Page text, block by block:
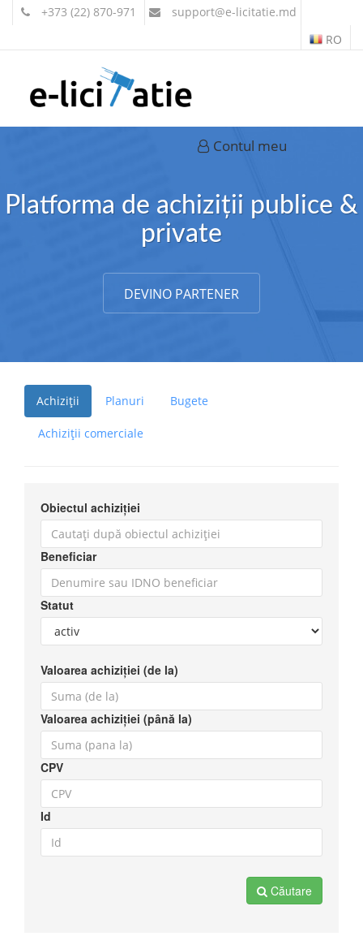
+373 (22) 870-971 support@e-licitatie.md
RO
Contul meu
Platforma de achiziții publice &
private
DEVINO PARTENER
Achiziții Planuri Bugete
Achiziții comerciale
Obiectul achiziției
Beneficiar
Statut
Valoarea achiziției (de la)
Valoarea achiziției (până la)
CPV
Id
Căutare